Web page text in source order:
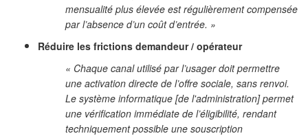
mensualité plus élevée est régulièrement compensée
par l’absence d’un coût d’entrée. »
Réduire les frictions demandeur / opérateur
« Chaque canal utilisé par l’usager doit permettre
une activation directe de l’offre sociale, sans renvoi.
Le système informatique [de l'administration] permet
une vérification immédiate de l’éligibilité, rendant
techniquement possible une souscription